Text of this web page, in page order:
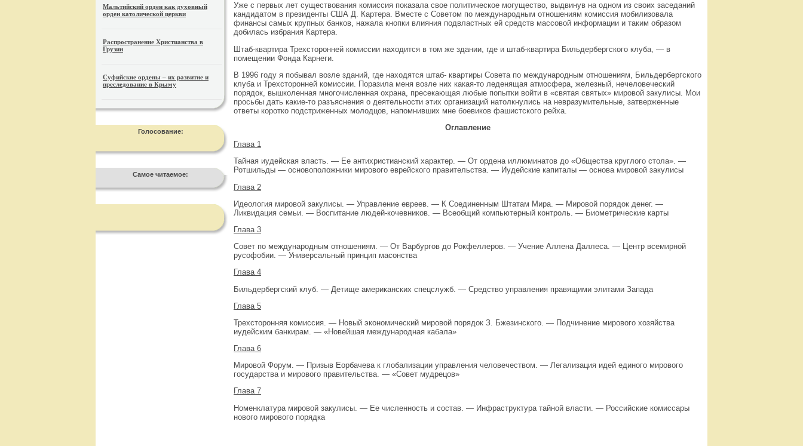
Мальтийский орден как духовный
орден католической церкви
Распространение Христианства в
Грузии
Суфийские ордены – их развитие и
преследование в Крыму
Голосование:
Самое читаемое:
Уже с первых лет существования комиссия показала свое политическое могущество, выдвинув на одном из своих заседаний
кандидатом в президенты США Д. Картера. Вместе с Советом по международным отношениям комиссия мобилизовала
финансы самых крупных банков, нажала кнопки влияния подвластных ей средств массовой информации и таким образом
добилась избрания Картера.
Штаб-квартира Трехсторонней комиссии находится в том же здании, где и штаб-квартира Бильдербергского клуба, — в
помещении Фонда Карнеги.
В 1996 году я побывал возле зданий, где находятся штаб- квартиры Совета по международным отношениям, Бильдербергского
клуба и Трехсторонней комиссии. Поразила меня возле них какая-то леденящая атмосфера, железный, нечеловеческий
порядок, вышколенная многочисленная охрана, пресекающая любые попытки войти в «святая святых» мировой закулисы. Мои
просьбы дать какие-то разъяснения о деятельности этих организаций натолкнулись на невразумительные, затверженные
ответы коротко подстриженных молодцов, напомнивших мне боевиков фашистского рейха.
Оглавление
Глава 1
Тайная иудейская власть. — Ее антихристианский характер. — От ордена иллюминатов до «Общества круглого стола». —
Ротшильды — основоположники мирового еврейского правительства. — Иудейские капиталы — основа мировой закулисы
Глава 2
Идеология мировой закулисы. — Управление евреев. — К Соединенным Штатам Мира. — Мировой порядок денег. —
Ликвидация семьи. — Воспитание людей-кочевников. — Всеобщий компьютерный контроль. — Биометрические карты
Глава 3
Совет по международным отношениям. — От Варбургов до Рокфеллеров. — Учение Аллена Даллеса. — Центр всемирной
русофобии. — Универсальный принцип масонства
Глава 4
Бильдербергский клуб. — Детище американских спецслужб. — Средство управления правящими элитами Запада
Глава 5
Трехсторонняя комиссия. — Новый экономический мировой порядок З. Бжезинского. — Подчинение мирового хозяйства
иудейским банкирам. — «Новейшая международная кабала»
Глава 6
Мировой Форум. — Призыв Еорбачева к глобализации управления человечеством. — Легализация идей единого мирового
государства и мирового правительства. — «Совет мудрецов»
Глава 7
Номенклатура мировой закулисы. — Ее численность и состав. — Инфраструктура тайной власти. — Российские комиссары
нового мирового порядка